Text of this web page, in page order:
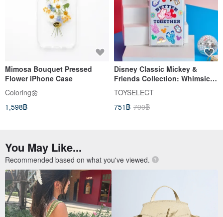
Mimosa Bouquet Pressed
Flower iPhone Case
Coloring🌼
1,598฿
Disney Classic Mickey &
Friends Collection: Whimsical
Sticker Design, Drop-
Resistant Clear Case for
SAMSUNG
TOYSELECT
751฿ 790฿
You May Like...
Recommended based on what you've viewed.